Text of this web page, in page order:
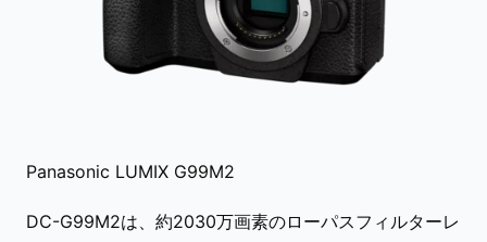
Panasonic LUMIX G99M2
DC-G99M2は、約2030万画素のローパスフィルターレ